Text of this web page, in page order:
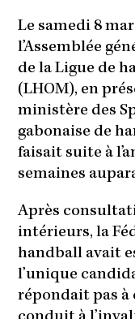
Le samedi 8
l’Assemblée
de la Ligue de
(LHOM), en
ministère des
gabonaise de
faisait suite à
semaines
Après
intérieurs, la
handball avait
l’unique
répondait pas